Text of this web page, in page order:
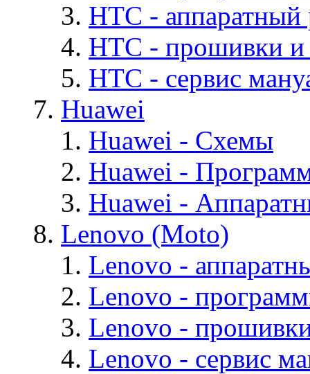
HTC - аппаратный
HTC - прошивки
HTC - cервис
Huawei
Huawei - Cхемы
Huawei -
Huawei -
Lenovo (Moto)
Lenovo -
Lenovo -
Lenovo -
Lenovo - cервис